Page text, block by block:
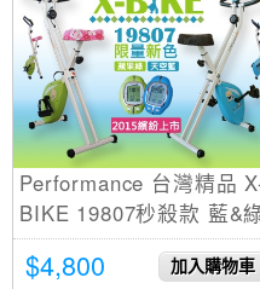
Performance 台灣精品
BIKE 19807秒殺款 藍&
限量新色 磁控健身車 (31
公分超大坐墊)
$4,800 加入購物車